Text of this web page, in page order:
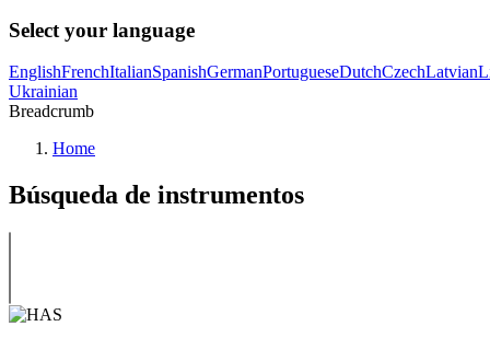
Select your language
EnglishFrenchItalianSpanishGermanPortugueseDutchCzechLatvian
Ukrainian
Breadcrumb
Home
Búsqueda de instrumentos